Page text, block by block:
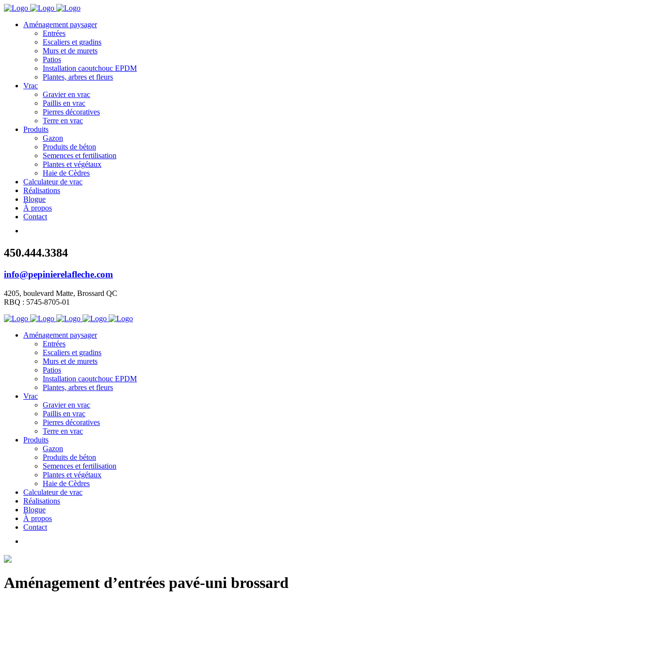
Aménagement paysager
Entrées
Escaliers et gradins
Murs et de murets
Patios
Installation caoutchouc EPDM
Plantes, arbres et fleurs
Vrac
Gravier en vrac
Paillis en vrac
Pierres décoratives
Terre en vrac
Produits
Gazon
Produits de béton
Semences et fertilisation
Plantes et végétaux
Haie de Cèdres
Calculateur de vrac
Réalisations
Blogue
À propos
Contact
450.444.3384
info@pepinierelafleche.com
4205, boulevard Matte, Brossard QC
RBQ : 5745-8705-01
Aménagement paysager
Entrées
Escaliers et gradins
Murs et de murets
Patios
Installation caoutchouc EPDM
Plantes, arbres et fleurs
Vrac
Gravier en vrac
Paillis en vrac
Pierres décoratives
Terre en vrac
Produits
Gazon
Produits de béton
Semences et fertilisation
Plantes et végétaux
Haie de Cèdres
Calculateur de vrac
Réalisations
Blogue
À propos
Contact
Aménagement d’entrées pavé-uni brossard